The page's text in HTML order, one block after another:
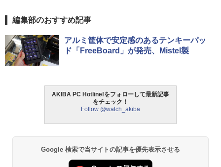
編集部のおすすめ記事
アルミ筐体で安定感のあるテンキーパッ
ド「FreeBoard」が発売、Mistel製
AKIBA PC Hotline!をフォローして最新記事
をチェック！
Follow @watch_akiba
Google 検索で当サイトの記事を優先表示させる